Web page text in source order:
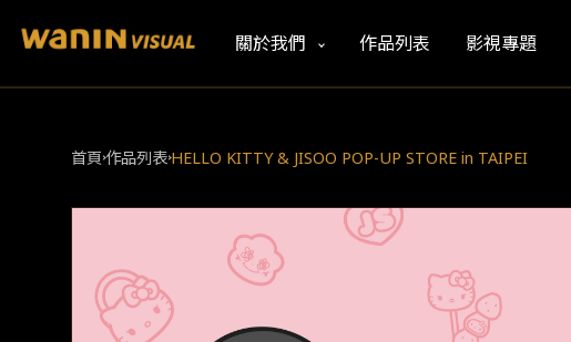
關於我們 作品列表 影視專題
首頁 作品列表HELLO KITTY & JISOO POP-UP STORE in TAIPEI